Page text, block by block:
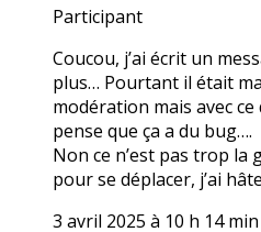
Participant
Coucou, j’ai écrit un
plus… Pourtant il était
modération mais avec ce
pense que ça a du bug….
Non ce n’est pas trop la
pour se déplacer, j’ai
3 avril 2025 à 10 h 14 min